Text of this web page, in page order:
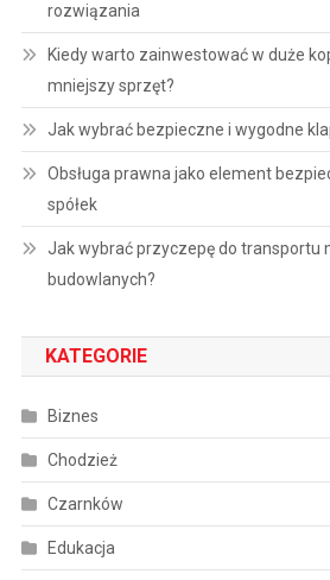
rozwiązania
Kiedy warto zainwestować w duże
mniejszy sprzęt?
Jak wybrać bezpieczne i wygodne
Obsługa prawna jako element
spółek
Jak wybrać przyczepę do transportu
budowlanych?
KATEGORIE
Biznes
Chodzież
Czarnków
Edukacja